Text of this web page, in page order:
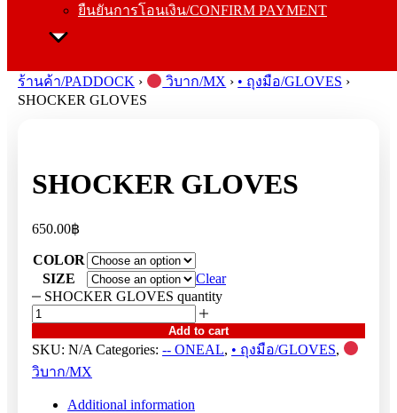
ยืนยันการโอนเงิน/CONFIRM PAYMENT
Search for:
ร้านค้า/PADDOCK › วิบาก/MX › • ถุงมือ/GLOVES ›
SHOCKER GLOVES
SHOCKER GLOVES
650.00฿
COLOR
SIZE
Clear
SHOCKER GLOVES quantity
Add to cart
SKU: N/A Categories: -- ONEAL, • ถุงมือ/GLOVES,
วิบาก/MX
Additional information